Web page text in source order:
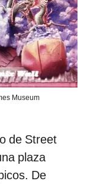
Museum
de Street
plaza
De